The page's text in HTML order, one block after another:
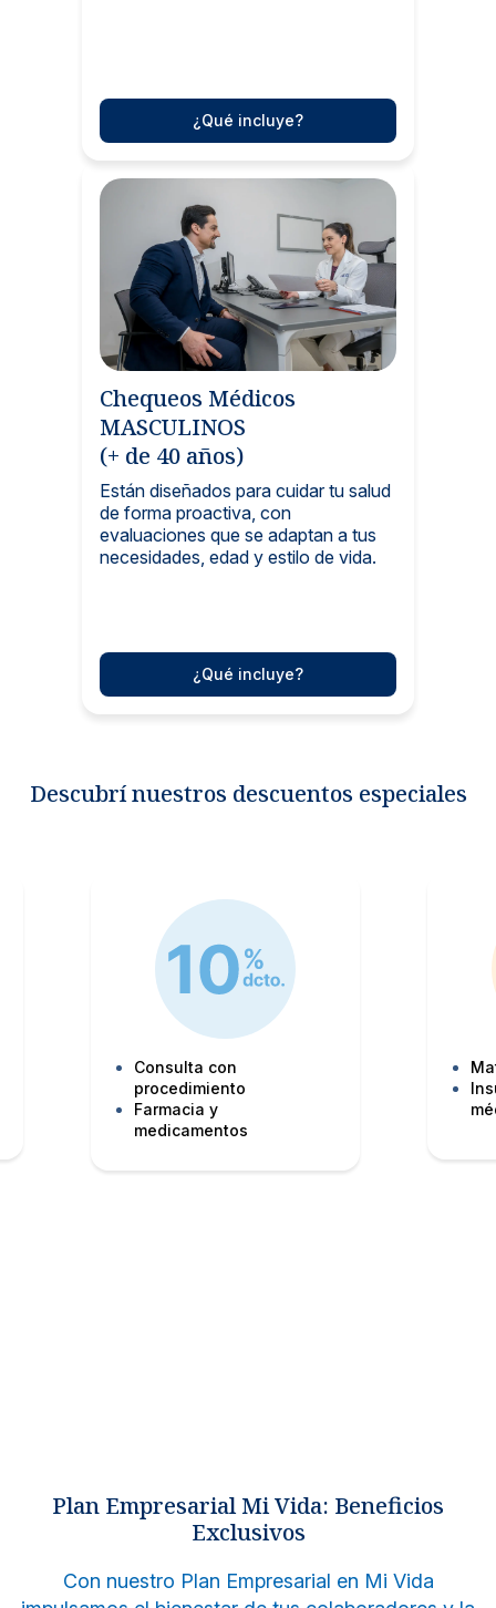
¿Qué incluye?
Chequeos Médicos
MASCULINOS
(+ de 40 años)
Están diseñados para cuidar tu salud
de forma proactiva, con
evaluaciones que se adaptan a tus
necesidades, edad y estilo de vida.
¿Qué incluye?
Descubrí nuestros descuentos especiales
Consulta con
procedimiento
Farmacia y
medicamentos
Plan Empresarial Mi Vida: Beneficios
Exclusivos
Con nuestro Plan Empresarial en Mi Vida